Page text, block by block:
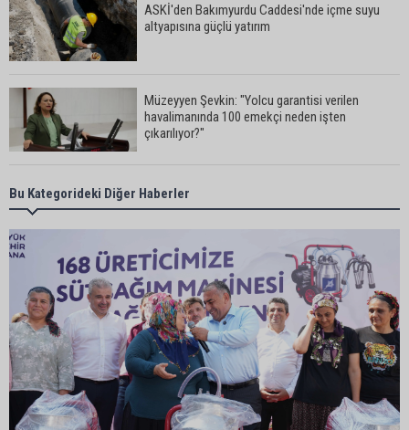
ASKİ'den Bakımyurdu Caddesi'nde içme suyu
altyapısına güçlü yatırım
Müzeyyen Şevkin: "Yolcu garantisi verilen
havalimanında 100 emekçi neden işten
çıkarılıyor?"
Büyükşehir açıkladı: Yasaklı ırk köpeğe mevzuat
kapsamında işlem yapıldı
Doğan: "Kredi limitleri her yıl enflasyon oranı
dikkate alınarak güncellenmelidir"
Adana’da motosiklet hırsızından ilginç savunma:
“Eve gitmek için aldım, geri verecektim”
Bu Kategorideki Diğer Haberler